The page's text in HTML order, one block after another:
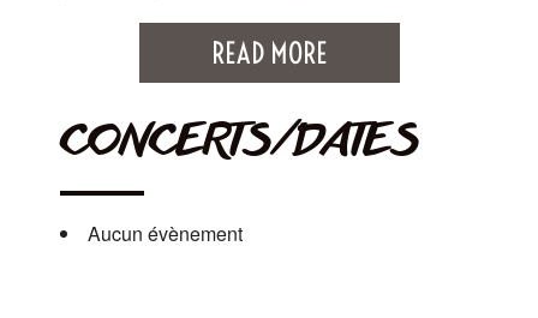
READ MORE
CONCERTS/DATES
Aucun évènement